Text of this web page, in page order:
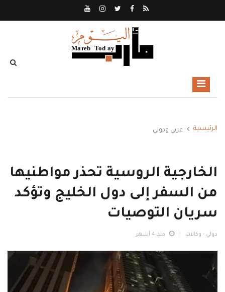
الرئيسية عربي ودولي
الخارجية الروسية تحذر مواطنيها
من السفر إلى دول الخليج وتؤكد
سريان التوصيات
دولي - وكالات منذ 4 أشهر